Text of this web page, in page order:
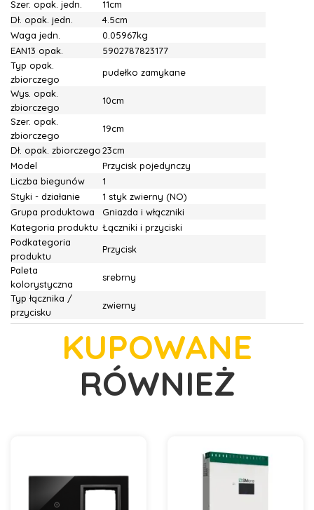
Szer. opak. jedn.
11cm
Dł. opak. jedn.
4.5cm
Waga jedn.
0.05967kg
EAN13 opak.
5902787823177
Typ opak.
zbiorczego
pudełko zamykane
Wys. opak.
zbiorczego
10cm
Szer. opak.
zbiorczego
19cm
Dł. opak. zbiorczego23cm
Model
Przycisk pojedynczy
Liczba biegunów
1
Styki - działanie
1 styk zwierny (NO)
Grupa produktowa
Gniazda i włączniki
Kategoria produktu Łączniki i przyciski
Podkategoria
produktu
Przycisk
Paleta
kolorystyczna
srebrny
Typ łącznika /
przycisku
zwierny
KUPOWANE
RÓWNIEŻ